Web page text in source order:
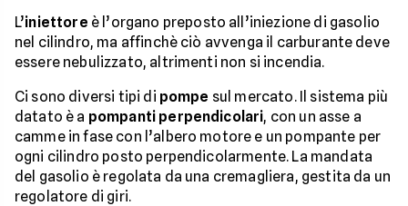
L’iniettore è l’organo preposto all’iniezione di gasolio
nel cilindro, ma affinchè ciò avvenga il carburante deve
essere nebulizzato, altrimenti non si incendia.
Ci sono diversi tipi di pompe sul mercato. Il sistema più
datato è a pompanti perpendicolari, con un asse a
camme in fase con l’albero motore e un pompante per
ogni cilindro posto perpendicolarmente. La mandata
del gasolio è regolata da una cremagliera, gestita da un
regolatore di giri.